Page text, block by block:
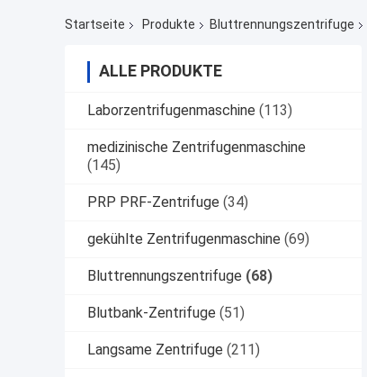
Startseite Produkte Bluttrennungszentrifuge
ALLE PRODUKTE
Laborzentrifugenmaschine (113)
medizinische Zentrifugenmaschine
(145)
PRP PRF-Zentrifuge (34)
gekühlte Zentrifugenmaschine (69)
Bluttrennungszentrifuge (68)
Blutbank-Zentrifuge (51)
Langsame Zentrifuge (211)